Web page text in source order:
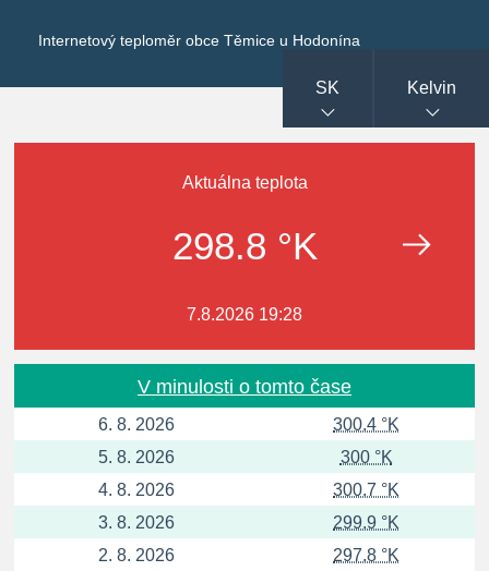
Internetový teploměr obce Těmice u Hodonína
SK Kelvin
Aktuálna teplota
298.8 °K
7.8.2026 19:28
V minulosti o tomto čase
6. 8. 2026
300.4 °K
5. 8. 2026
300 °K
4. 8. 2026
300.7 °K
3. 8. 2026
299.9 °K
2. 8. 2026
297.8 °K